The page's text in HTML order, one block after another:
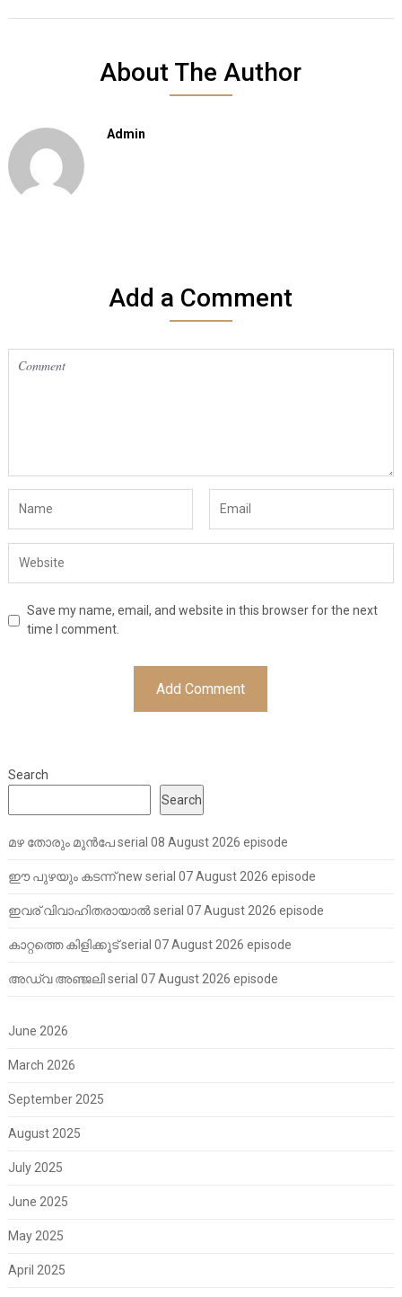
About The Author
Admin
Add a Comment
Save my name, email, and website in this browser for the next
time I comment.
Search
Search
മഴ തോരും മുൻപേ serial 08 August 2026 episode
ഈ പുഴയും കടന്ന് new serial 07 August 2026 episode
ഇവര് വിവാഹിതരായാൽ serial 07 August 2026 episode
കാറ്റത്തെ കിളിക്കൂട് serial 07 August 2026 episode
അഡ്വ അഞ്ജലി serial 07 August 2026 episode
June 2026
March 2026
September 2025
August 2025
July 2025
June 2025
May 2025
April 2025